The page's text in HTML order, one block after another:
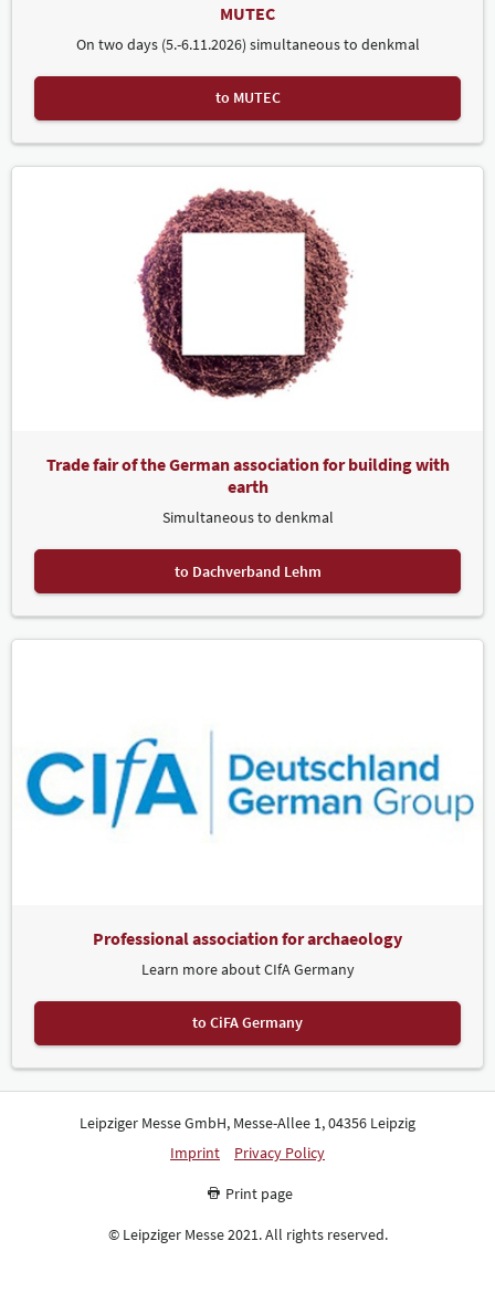
MUTEC
On two days (5.-6.11.2026) simultaneous to denkmal
to MUTEC
Trade fair of the German association for building with
earth
Simultaneous to denkmal
to Dachverband Lehm
Professional association for archaeology
Learn more about CIfA Germany
to CiFA Germany
Leipziger Messe GmbH, Messe-Allee 1, 04356 Leipzig
Imprint
Privacy Policy
Print page
© Leipziger Messe 2021. All rights reserved.